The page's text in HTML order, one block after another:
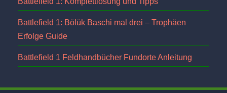
Battlefield 1: Bölük Baschi mal drei – Trophäen
Erfolge Guide
Battlefield 1 Feldhandbücher Fundorte Anleitung